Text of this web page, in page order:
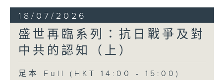
18/07/2026
盛世再臨系列：抗日戰爭及對
中共的認知（上）
足本 Full (HKT 14:00 - 15:00)